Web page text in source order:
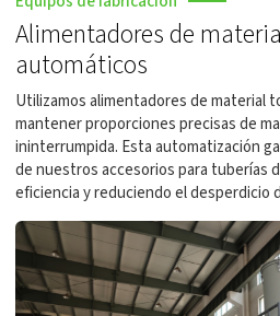
Alimentadores de
automáticos
Utilizamos alimentadores de material
mantener proporciones precisas de
ininterrumpida. Esta automatización
de nuestros accesorios para tuberías
eficiencia y reduciendo el desperdicio